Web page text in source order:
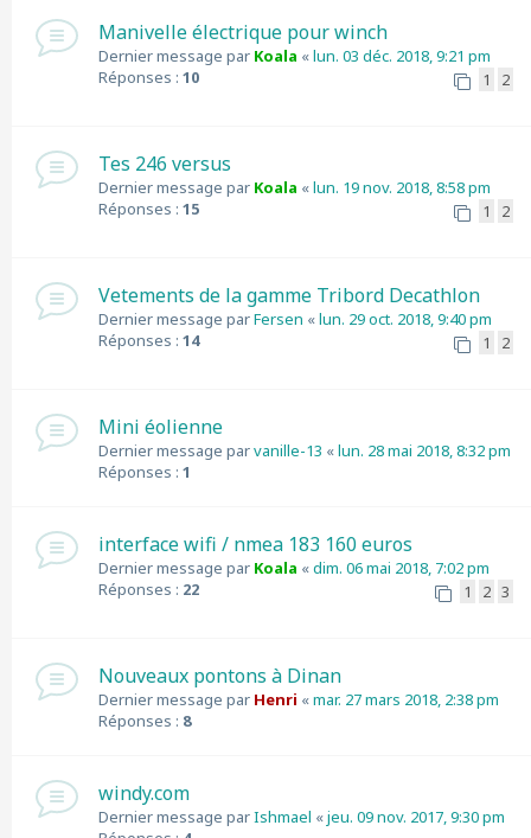
Manivelle électrique pour winch
Dernier message par Koala «lun. 03 déc. 2018, 9:21 pm
Réponses : 10 1 2
Tes 246 versus
Dernier message par Koala «lun. 19 nov. 2018, 8:58 pm
Réponses : 15 1 2
Vetements de la gamme Tribord Decathlon
Dernier message parFersen «lun. 29 oct. 2018, 9:40 pm
Réponses : 14 1 2
Mini éolienne
Dernier message parvanille-13 «lun. 28 mai 2018, 8:32 pm
Réponses : 1
interface wifi / nmea 183 160 euros
Dernier message par Koala «dim. 06 mai 2018, 7:02 pm
Réponses : 22 1 2 3
Nouveaux pontons à Dinan
Dernier message par Henri «mar. 27 mars 2018, 2:38 pm
Réponses : 8
windy.com
Dernier message parIshmael «jeu. 09 nov. 2017, 9:30 pm